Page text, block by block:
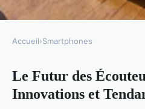
SMARTPHONES
Le futur des
innovations et
Accueil›Smartphones
Le Futur des
Innovations et